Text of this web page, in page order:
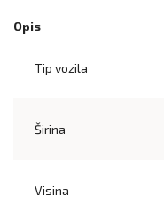
Opis
Tip vozila
Širina
Visina